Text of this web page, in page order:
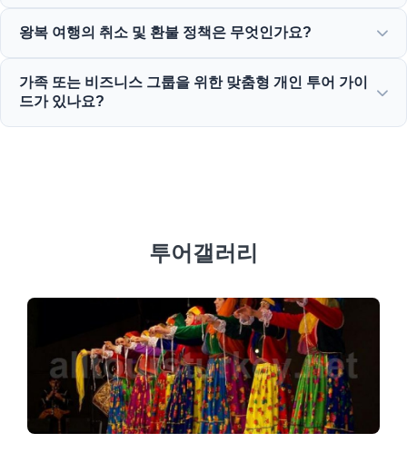
통해 직접 또는 연중무휴 고객 지원팀에 문의하여 하실 수 있
왕복 여행의 취소 및 환불 정책은 무엇인가요?
24시간 전까지 무료 취소를 허용하는 관대한 취소 정책을 제
공합니다.
가족 또는 비즈니스 그룹을 위한 맞춤형 개인 투어 가이
드가 있나요?
투어갤러리